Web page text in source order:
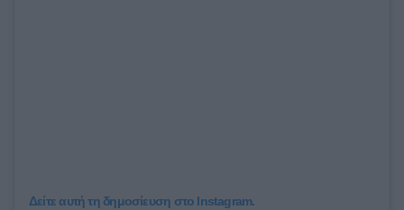
Δείτε αυτή τη δημοσίευση στο Instagram.